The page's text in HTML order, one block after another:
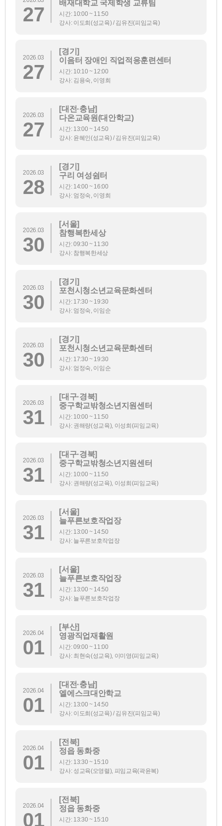
27
배재대학교 국제학생 교류팀
시간: 10:00 ~ 11:50
강사: 이도희(성교육) / 김유진(피임교육)
2026.03
27
[경기]
이음터 장애인 직업적응훈련센터
시간: 10:10 ~ 12:00
강사: 김용숙, 이영희
2026.03
27
[대전·충남]
다온교육원(대안학교)
시간: 13:00 ~ 14:50
강사: 윤혜인(성교육) / 김유진(피임교육)
2026.03
28
[경기]
구리 여성쉼터
시간: 14:00 ~ 16:00
강사: 엄정숙, 이영희
2026.03
30
[서울]
참행복한세상
시간: 09:30 ~ 11:30
강사: 참행복한세상
2026.03
30
[경기]
포천시청소년교육문화센터
시간: 17:30 ~ 19:30
강사: 엄정숙, 이임순
2026.03
30
[경기]
포천시청소년교육문화센터
시간: 17:30 ~ 19:30
강사: 엄정숙, 이임순
2026.03
31
[대구·경북]
중구학교밖청소년지원센터
시간: 10:00 ~ 11:50
강사: 권해량(성교육), 이성희(피임교육)
2026.03
31
[대구·경북]
중구학교밖청소년지원센터
시간: 10:00 ~ 11:50
강사: 권해량(성교육), 이성희(피임교육)
2026.03
31
[서울]
늘푸른보호작업장
시간: 13:00 ~ 14:50
강사: 늘푸른보호작업장
2026.03
31
[서울]
늘푸른보호작업장
시간: 13:00 ~ 14:50
강사: 늘푸른보호작업장
2026.04
01
[부산]
영광직업재활원
시간: 09:00 ~ 11:00
강사: 최현숙(성교육), 이미영(피임교육)
2026.04
01
[대전·충남]
엘에스크대안학교
시간: 13:00 ~ 14:50
강사: 이도희(성교육) / 김유진(피임교육)
2026.04
01
[전북]
정읍 동화중
시간: 13:30 ~ 15:10
강사: 성교육(오영렬), 피임교육(곽윤복)
2026.04
01
[전북]
정읍 동화중
시간: 13:30 ~ 15:10